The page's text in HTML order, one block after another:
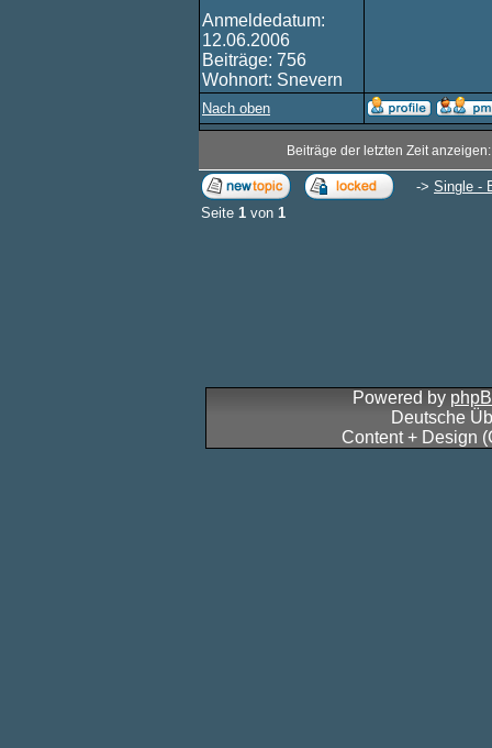
Anmeldedatum:
12.06.2006
Beiträge: 756
Wohnort: Snevern
Nach oben
Beiträge der letzten Zeit
-> Single -
Seite 1 von 1
Powered by
Deutsche
Content + Design